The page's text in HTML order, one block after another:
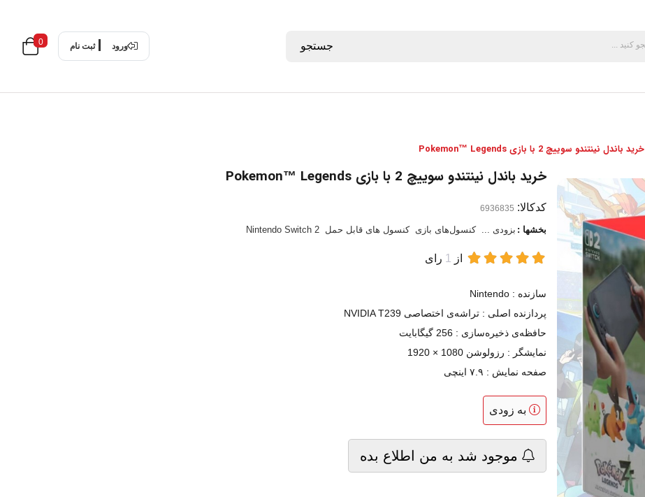
جستجو ورود ثبت نام 0
خرید باندل نینتندو سوییچ 2 با بازی Pokemon™ Legends
خرید باندل نینتندو سوییچ 2 با بازی Pokemon™ Legends
کدکالا:
بخشها : بزودی ... کنسول‌های بازی کنسول های قابل حمل Nintendo Switch 2
از 1 رای
سازنده : Nintendo
پردازنده اصلی : تراشه‌ی اختصاصی NVIDIA T239
حافظه‌ی ذخیره‌سازی : 256 گیگابایت
نمایشگر : رزولوشن 1080 × 1920
صفحه نمایش : ۷.۹ اینچی
به زودی
موجود شد به من اطلاع بده